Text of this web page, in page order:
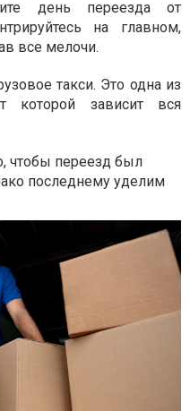
день переезда от
на главном,
все мелочи.
такси. Это одна из
которой зависит вся
чтобы переезд был
последнему уделим